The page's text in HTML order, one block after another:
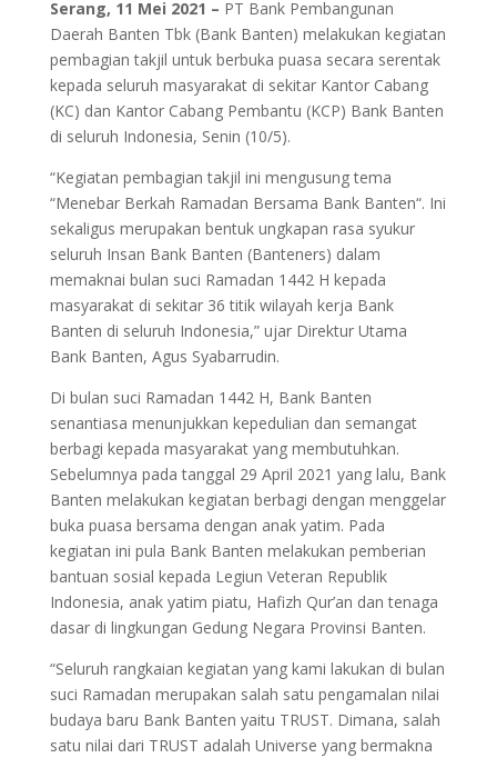
Serang, 11 Mei 2021 – PT Bank Pembangunan
Daerah Banten Tbk (Bank Banten) melakukan kegiatan
pembagian takjil untuk berbuka puasa secara serentak
kepada seluruh masyarakat di sekitar Kantor Cabang
(KC) dan Kantor Cabang Pembantu (KCP) Bank Banten
di seluruh Indonesia, Senin (10/5).
“Kegiatan pembagian takjil ini mengusung tema
“Menebar Berkah Ramadan Bersama Bank Banten“. Ini
sekaligus merupakan bentuk ungkapan rasa syukur
seluruh Insan Bank Banten (Banteners) dalam
memaknai bulan suci Ramadan 1442 H kepada
masyarakat di sekitar 36 titik wilayah kerja Bank
Banten di seluruh Indonesia,” ujar Direktur Utama
Bank Banten, Agus Syabarrudin.
Di bulan suci Ramadan 1442 H, Bank Banten
senantiasa menunjukkan kepedulian dan semangat
berbagi kepada masyarakat yang membutuhkan.
Sebelumnya pada tanggal 29 April 2021 yang lalu, Bank
Banten melakukan kegiatan berbagi dengan menggelar
buka puasa bersama dengan anak yatim. Pada
kegiatan ini pula Bank Banten melakukan pemberian
bantuan sosial kepada Legiun Veteran Republik
Indonesia, anak yatim piatu, Hafizh Qur’an dan tenaga
dasar di lingkungan Gedung Negara Provinsi Banten.
“Seluruh rangkaian kegiatan yang kami lakukan di bulan
suci Ramadan merupakan salah satu pengamalan nilai
budaya baru Bank Banten yaitu TRUST. Dimana, salah
satu nilai dari TRUST adalah Universe yang bermakna